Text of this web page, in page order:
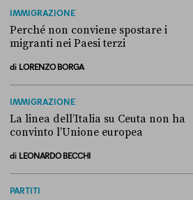
IMMIGRAZIONE
Perché non conviene spostare i
migranti nei Paesi terzi
di LORENZO BORGA
IMMIGRAZIONE
La linea dell’Italia su Ceuta non ha
convinto l’Unione europea
di LEONARDO BECCHI
PARTITI